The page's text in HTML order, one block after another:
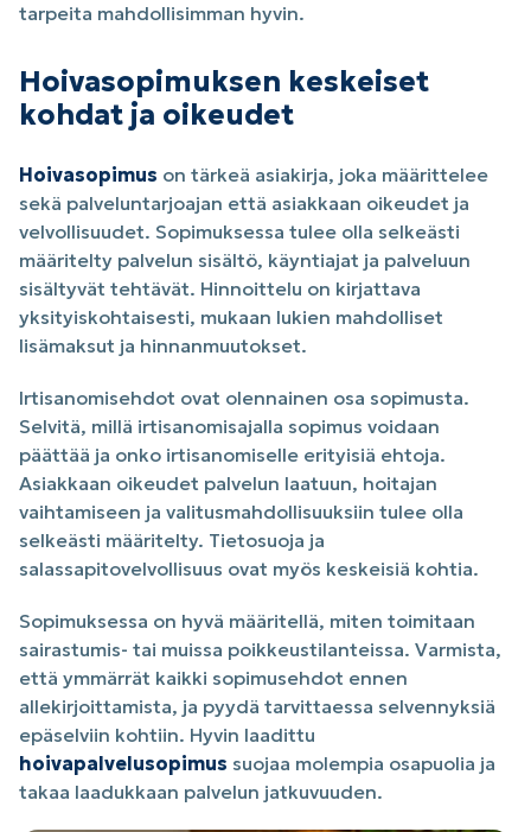
tarpeita mahdollisimman hyvin.
Hoivasopimuksen keskeiset
kohdat ja oikeudet
Hoivasopimus on tärkeä asiakirja, joka määrittelee
sekä palveluntarjoajan että asiakkaan oikeudet ja
velvollisuudet. Sopimuksessa tulee olla selkeästi
määritelty palvelun sisältö, käyntiajat ja palveluun
sisältyvät tehtävät. Hinnoittelu on kirjattava
yksityiskohtaisesti, mukaan lukien mahdolliset
lisämaksut ja hinnanmuutokset.
Irtisanomisehdot ovat olennainen osa sopimusta.
Selvitä, millä irtisanomisajalla sopimus voidaan
päättää ja onko irtisanomiselle erityisiä ehtoja.
Asiakkaan oikeudet palvelun laatuun, hoitajan
vaihtamiseen ja valitusmahdollisuuksiin tulee olla
selkeästi määritelty. Tietosuoja ja
salassapitovelvollisuus ovat myös keskeisiä kohtia.
Sopimuksessa on hyvä määritellä, miten toimitaan
sairastumis- tai muissa poikkeustilanteissa. Varmista,
että ymmärrät kaikki sopimusehdot ennen
allekirjoittamista, ja pyydä tarvittaessa selvennyksiä
epäselviin kohtiin. Hyvin laadittu
hoivapalvelusopimus suojaa molempia osapuolia ja
takaa laadukkaan palvelun jatkuvuuden.